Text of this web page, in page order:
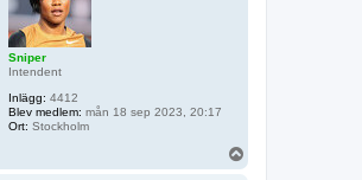
Sniper
Intendent
Inlägg: 4412
Blev medlem: mån 18 sep 2023, 20:17
Ort: Stockholm